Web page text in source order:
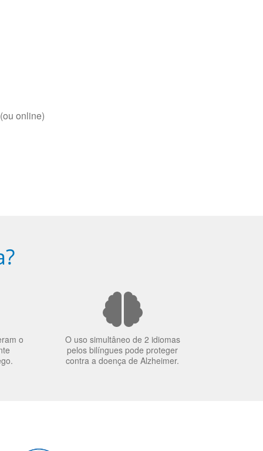
online)
o
O uso simultâneo de 2 idiomas
pelos bilíngues pode proteger
contra a doença de Alzheimer.